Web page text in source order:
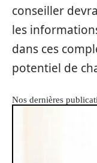
conseiller
les
dans ces
potentiel de
Nos dernières